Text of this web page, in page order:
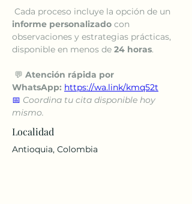
Cada proceso incluye la opción de un
informe personalizado con
observaciones y estrategias prácticas,
disponible en menos de 24 horas.
💬 Atención rápida por
WhatsApp: https://wa.link/kmq52t
📅 Coordina tu cita disponible hoy
mismo.
Localidad
Antioquia, Colombia